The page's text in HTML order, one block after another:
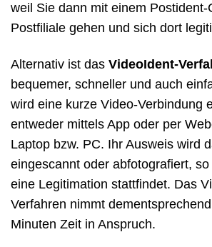
weil Sie dann mit einem
Postfiliale gehen und sich dort
Alternativ ist das VideoIdent-
bequemer, schneller und auch
wird eine kurze Video-Verbindung
entweder mittels App oder per
Laptop bzw. PC. Ihr Ausweis wird
eingescannt oder abfotografiert,
eine Legitimation stattfindet. Das
Verfahren nimmt
Minuten Zeit in Anspruch.